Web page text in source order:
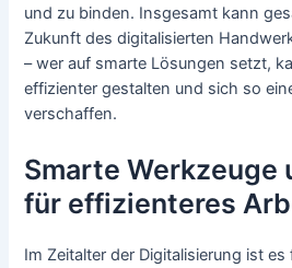
und zu binden. Insgesamt kann
Zukunft des digitalisierten
– wer auf smarte Lösungen setzt,
effizienter gestalten und sich so
verschaffen.
Smarte Werkzeuge
für effizienteres
Im Zeitalter der Digitalisierung ist